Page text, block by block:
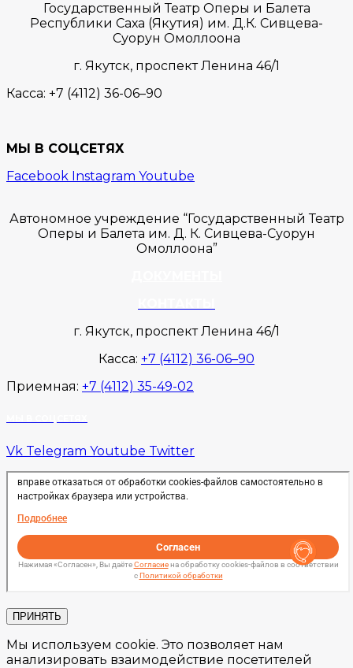
Государственный Театр Оперы и Балета
Республики Саха (Якутия) им. Д.К. Сивцева-
Суорун Омоллоона
г. Якутск, проспект Ленина 46/1
Касса: +7 (4112) 36-06–90
МЫ В СОЦСЕТЯХ
Facebook Instagram Youtube
Автономное учреждение “Государственный Театр
Оперы и Балета им. Д. К. Сивцева-Суорун
Омоллоона”
г. Якутск, проспект Ленина 46/1
Касса: +7 (4112) 36-06–90
Приемная: +7 (4112) 35-49-02
Vk Telegram Youtube Twitter
ПРИНЯТЬ
Мы используем cookie. Это позволяет нам
анализировать взаимодействие посетителей